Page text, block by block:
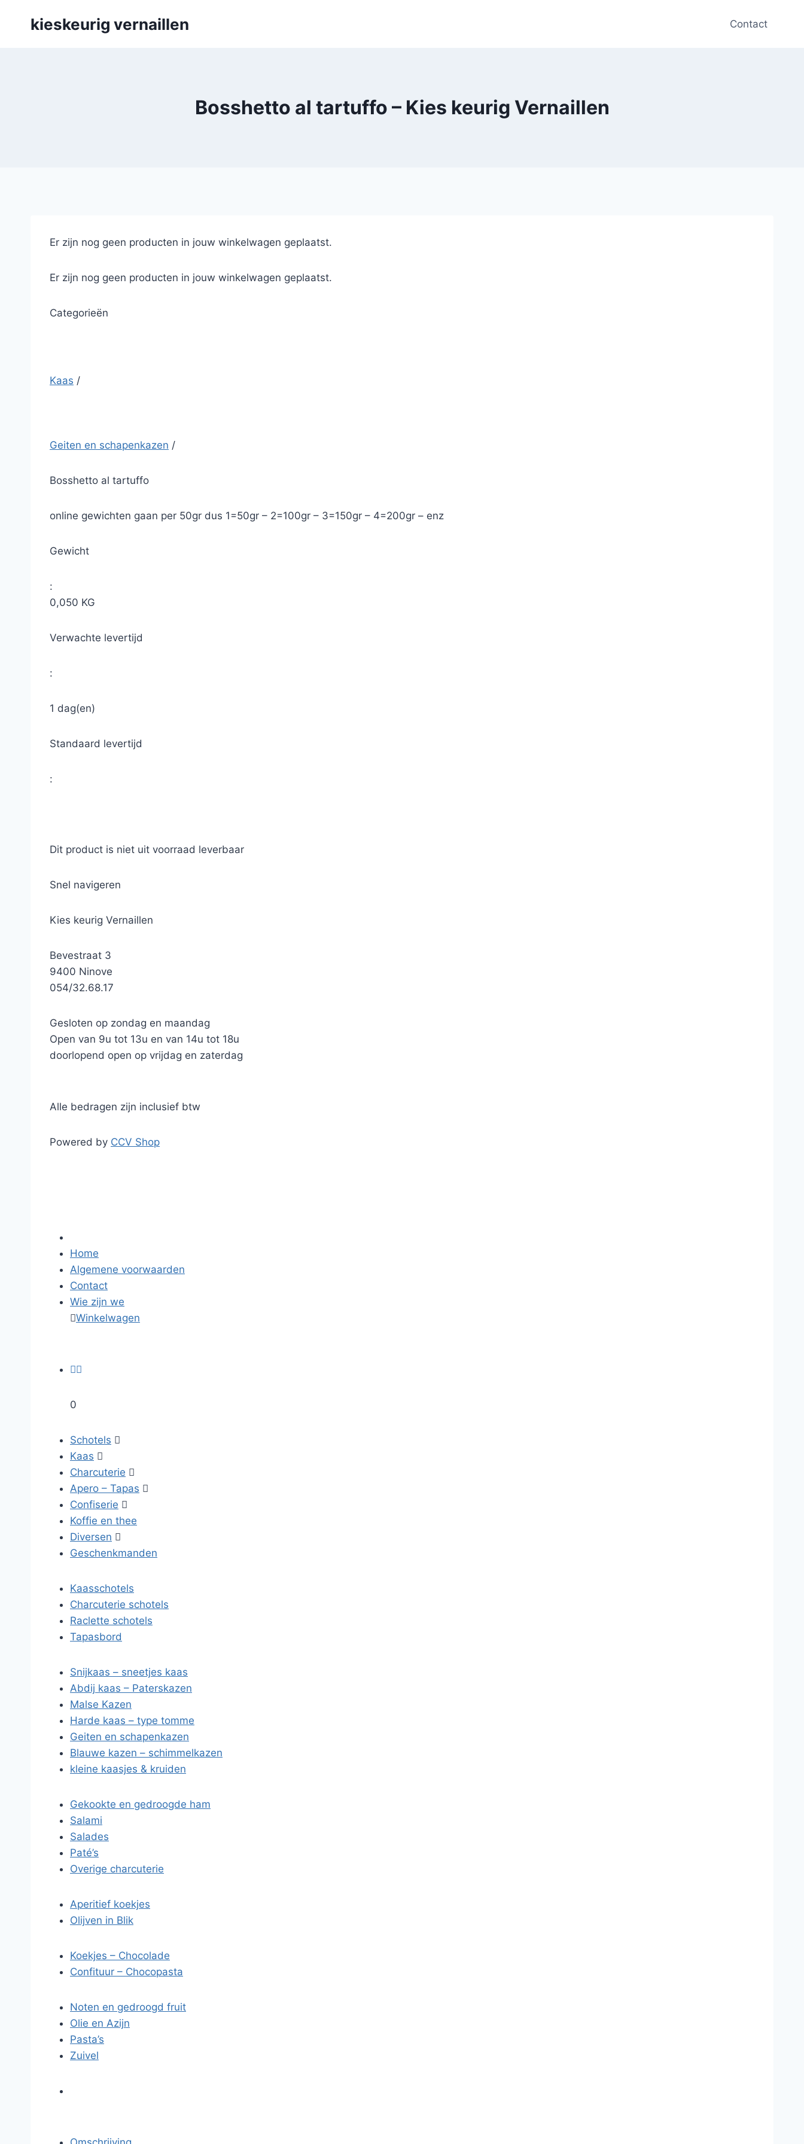
kieskeurig vernaillen Contact
Bosshetto al tartuffo – Kies keurig Vernaillen
Er zijn nog geen producten in jouw winkelwagen geplaatst.
Er zijn nog geen producten in jouw winkelwagen geplaatst.
Categorieën
Kaas /
Geiten en schapenkazen /
Bosshetto al tartuffo
online gewichten gaan per 50gr dus 1=50gr – 2=100gr – 3=150gr – 4=200gr – enz
Gewicht
:
0,050 KG
Verwachte levertijd
:
1 dag(en)
Standaard levertijd
:
Dit product is niet uit voorraad leverbaar
Snel navigeren
Kies keurig Vernaillen
Bevestraat 3
9400 Ninove
054/32.68.17
Gesloten op zondag en maandag
Open van 9u tot 13u en van 14u tot 18u
doorlopend open op vrijdag en zaterdag
Alle bedragen zijn inclusief btw
Powered by CCV Shop
Home
Algemene voorwaarden
Contact
Wie zijn we
Winkelwagen

0
Schotels 
Kaas 
Charcuterie 
Apero – Tapas 
Confiserie 
Koffie en thee
Diversen 
Geschenkmanden
Kaasschotels
Charcuterie schotels
Raclette schotels
Tapasbord
Snijkaas – sneetjes kaas
Abdij kaas – Paterskazen
Malse Kazen
Harde kaas – type tomme
Geiten en schapenkazen
Blauwe kazen – schimmelkazen
kleine kaasjes & kruiden
Gekookte en gedroogde ham
Salami
Salades
Paté’s
Overige charcuterie
Aperitief koekjes
Olijven in Blik
Koekjes – Chocolade
Confituur – Chocopasta
Noten en gedroogd fruit
Olie en Azijn
Pasta’s
Zuivel